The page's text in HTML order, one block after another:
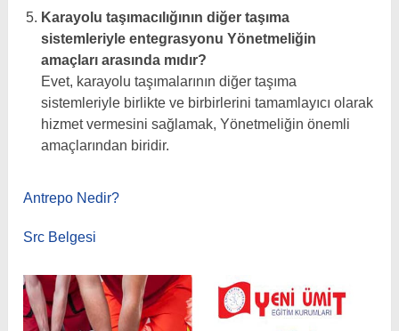
Karayolu taşımacılığının diğer taşıma
sistemleriyle entegrasyonu Yönetmeliğin
amaçları arasında mıdır?
Evet, karayolu taşımalarının diğer taşıma
sistemleriyle birlikte ve birbirlerini tamamlayıcı olarak
hizmet vermesini sağlamak, Yönetmeliğin önemli
amaçlarından biridir.
Antrepo Nedir?
Src Belgesi